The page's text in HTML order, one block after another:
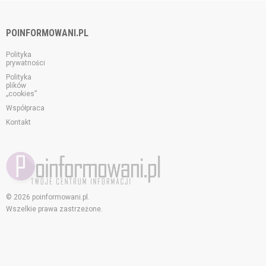
POINFORMOWANI.PL
Polityka
prywatności
Polityka
plików
„cookies”
Współpraca
Kontakt
© 2026 poinformowani.pl.
Wszelkie prawa zastrzeżone.